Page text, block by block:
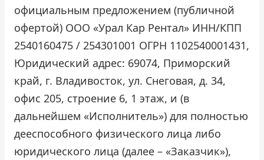
Программа лояльности
Проверить бонусный счёт
Блог
Аренда для юридических лиц
Оплата
Контакты
официальным предложением (публичной
офертой) ООО «Урал Кар Рентал» ИНН/КПП
2540160475 / 254301001 ОГРН 1102540001431,
Юридический адрес: 69074, Приморский
край, г. Владивосток, ул. Снеговая, д. 34,
офис 205, строение 6, 1 этаж, и (в
дальнейшем «Исполнитель») для полностью
дееспособного физического лица либо
юридического лица (далее – «Заказчик»),